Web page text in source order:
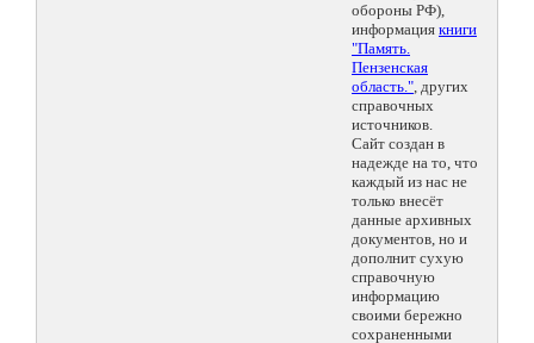
обороны РФ),
информация книги
"Память.
Пензенская
область.", других
справочных
источников.
Сайт создан в
надежде на то, что
каждый из нас не
только внесёт
данные архивных
документов, но и
дополнит сухую
справочную
информацию
своими бережно
сохраненными